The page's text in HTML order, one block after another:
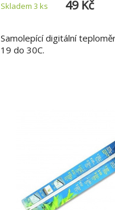
Skladem 3 ks 49 Kč
Samolepící digitální
19 do 30C.